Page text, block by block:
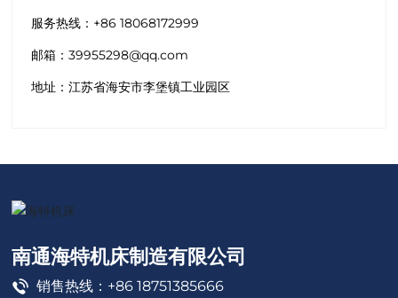
服务热线： +86 18068172999
邮箱：39955298@qq.com
地址：江苏省海安市李堡镇工业园区
南通海特机床制造有限公司
销售热线：+86 18751385666